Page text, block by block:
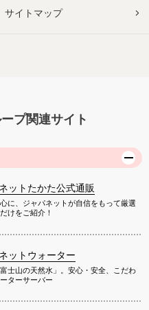
サイトマップ
プ関連サイト
ットたかた公式通販
に、ジャパネットが自信をもって厳選
けをご紹介！
ットウォーター
富士山の天然水」。安心・安全、こだわ
ターサーバー